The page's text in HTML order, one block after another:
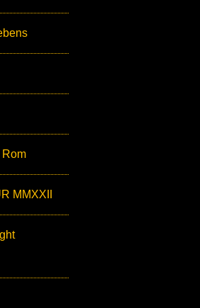
MMXXII